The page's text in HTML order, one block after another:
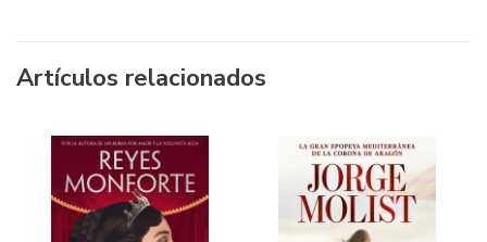
Artículos relacionados